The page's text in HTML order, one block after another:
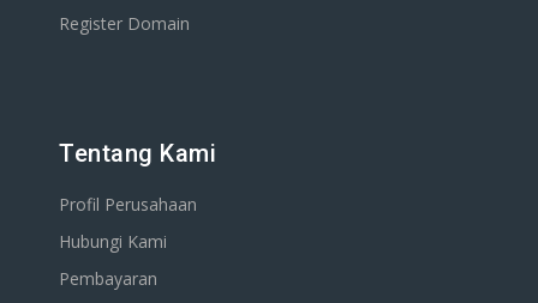
Register Domain
Tentang Kami
Profil Perusahaan
Hubungi Kami
Pembayaran